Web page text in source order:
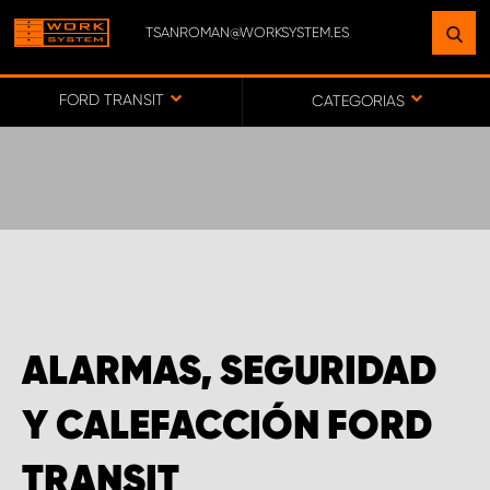
TSANROMAN@WORKSYSTEM.ES
FORD TRANSIT CATEGORIAS
ALARMAS, SEGURIDAD
Y CALEFACCIÓN FORD
ENCUENTRE UNA INSTALACIÓN
CERCA DE USTED